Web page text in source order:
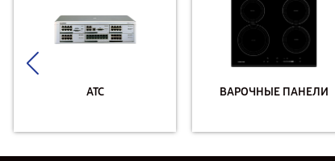
АТС ВАРОЧНЫЕ ПАНЕЛИ